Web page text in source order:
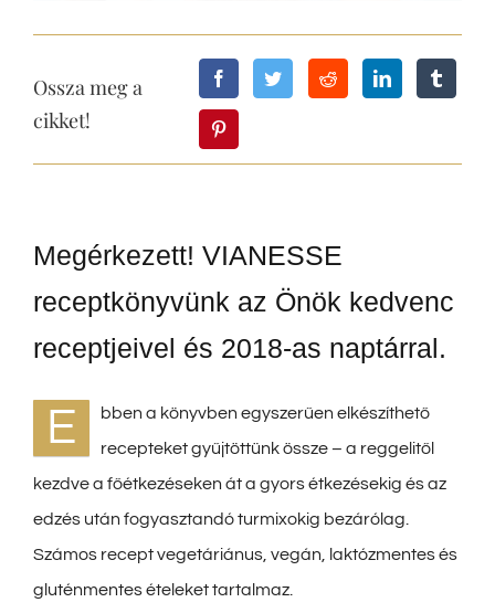
Ossza meg a
cikket!
Megérkezett! VIANESSE
receptkönyvünk az Önök kedvenc
receptjeivel és 2018-as naptárral.
E
bben a könyvben egyszerűen elkészíthető
recepteket gyűjtöttünk össze – a reggelitől
kezdve a főétkezéseken át a gyors étkezésekig és az
edzés után fogyasztandó turmixokig bezárólag.
Számos recept vegetáriánus, vegán, laktózmentes és
gluténmentes ételeket tartalmaz.